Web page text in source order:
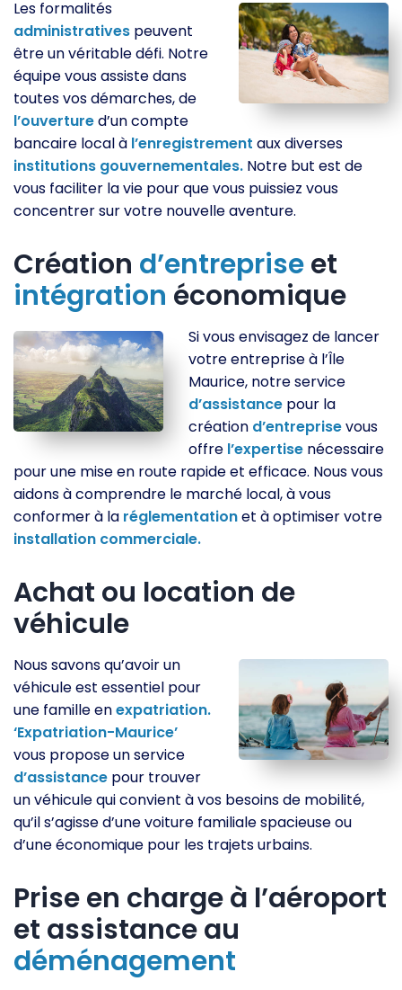
Les formalités
administratives peuvent
être un véritable défi. Notre
équipe vous assiste dans
toutes vos démarches, de
l’ouvertured’un compte
bancaire local à l’enregistrement aux diverses
institutions gouvernementales. Notre but est de
vous faciliter la vie pour que vous puissiez vous
concentrer sur votre nouvelle aventure.
Création d’entrepriseet
intégration économique
Si vous envisagez de lancer
votre entreprise à l’Île
Maurice, notre service
d’assistance pour la
création d’entreprisevous
offre l’expertise nécessaire
pour une mise en route rapide et efficace. Nous vous
aidons à comprendre le marché local, à vous
conformer à la réglementationet à optimiser votre
installation commerciale.
Achat ou location de
véhicule
Nous savons qu’avoir un
véhicule est essentiel pour
une famille enexpatriation.
‘Expatriation-Maurice’
vous propose un service
d’assistance pour trouver
un véhicule qui convient à vos besoins de mobilité,
qu’il s’agisse d’une voiture familiale spacieuse ou
d’une économique pour les trajets urbains.
Prise en charge à l’aéroport
et assistance au
déménagement